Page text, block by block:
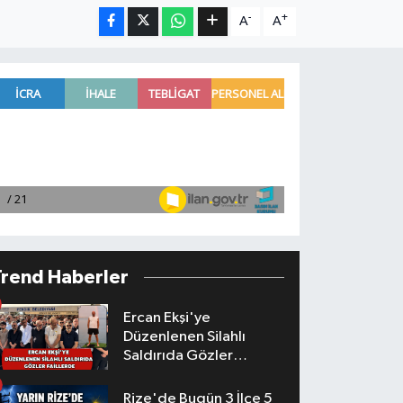
A- A+
Haberler
Ercan Ekşi'ye
Düzenlenen Silahlı
Saldırıda Gözler
Rize'de Bugün 3 İlçe 5